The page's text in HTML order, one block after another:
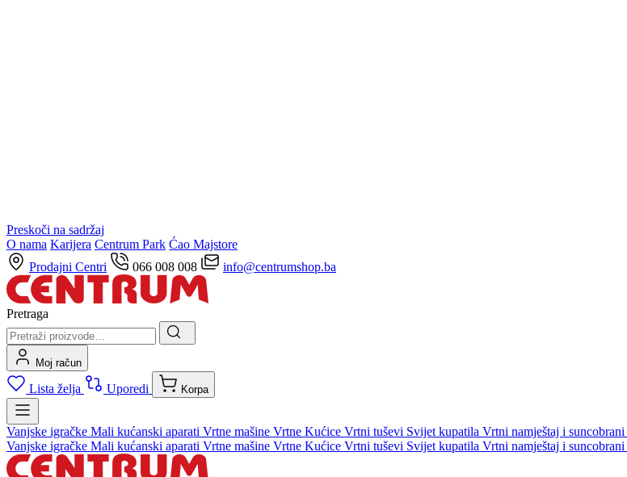
Preskoči na sadržaj
O nama Karijera Centrum Park Ćao Majstore
Prodajni Centri
066 008 008 info@centrumshop.ba
Pretraga
Moj račun
Lista želja Uporedi Korpa
Vanjske igračke Mali kućanski aparati Vrtne mašine Vrtne Kućice Vrtni tuševi Svijet kupatila Vrtni namještaj i suncobrani
Vanjske igračke Mali kućanski aparati Vrtne mašine Vrtne Kućice Vrtni tuševi Svijet kupatila Vrtni namještaj i suncobrani